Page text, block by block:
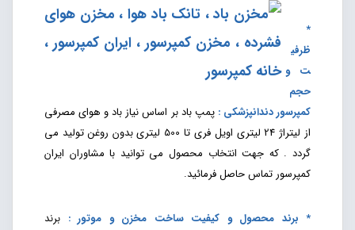
*
ظرفی
ت و
حجم
کمپرسور دندانپزشکی : پمپ باد بر اساس نیاز باد و هوای مصرفی
از لیتراژ 24 لیتری اویل فری تا 500 لیتری بدون روغن تولید می
گردد . که جهت انتخاب محصول می توانید با مشاوران ایران
کمپرسور تماس حاصل فرمائید.
* برند محصول و کیفیت ساخت مخزن و موتور : برند